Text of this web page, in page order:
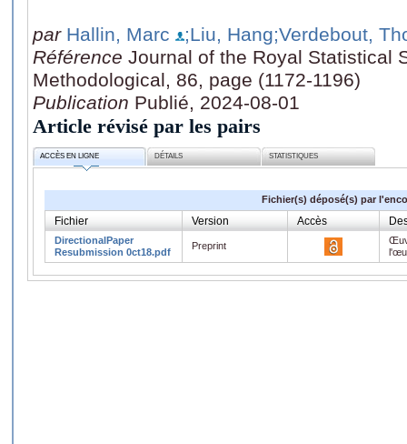
par Hallin, Marc ;Liu, Hang;Verdebout,
Référence Journal of the Royal Statistical
Methodological, 86, page (1172-1196)
Publication Publié, 2024-08-01
Article révisé par les pairs
ACCÈS EN LIGNE DÉTAILS STATISTIQUES
Fichier(s) déposé(s) par
Fichier Version Accès
DirectionalPaper
Resubmission 0ct18.pdf
Preprint